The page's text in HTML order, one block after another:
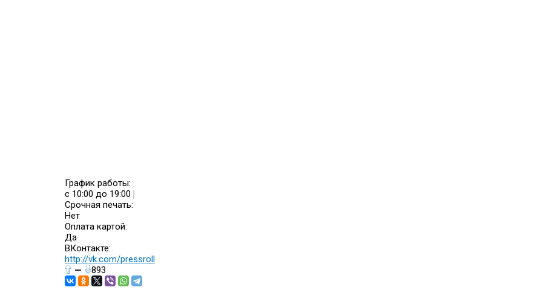
График работы:
с 10:00 до 19:00
Срочная печать:
Нет
Оплата картой:
Да
ВКонтакте:
http://vk.com/pressroll
—
893